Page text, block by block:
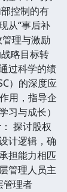
控制的有
从“事后补
理与激励
略目标转
过科学的绩
）的深度应
用，指导企
习与成长）
探讨股权
计逻辑，确
担能力相匹
管理人员主
管理者